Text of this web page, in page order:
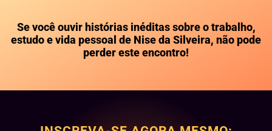
Se você ouvir histórias inéditas sobre o trabalho,
estudo e vida pessoal de Nise da Silveira, não pode
perder este encontro!